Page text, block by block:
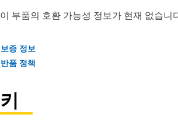
이 부품의 호환 가능성 정보가 현재 없습니
보증 정보
반품 정책
키